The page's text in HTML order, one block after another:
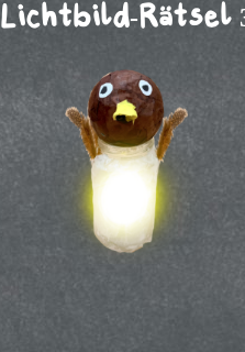
Lichtbild-Rätsel